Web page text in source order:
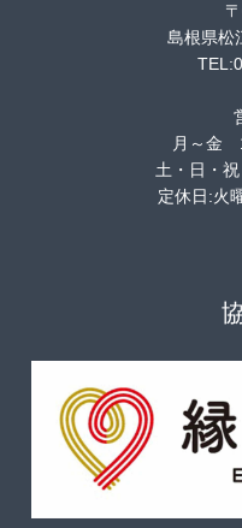
島根県松
月～金
土・日・
定休日:火